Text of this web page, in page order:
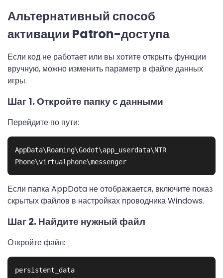
Альтернативный способ
активации Patron-доступа
Если код не работает или вы хотите открыть функции
вручную, можно изменить параметр в файле данных
игры.
Шаг 1. Откройте папку с данными
Перейдите по пути:
AppData\Roaming\Godot\app_userdata\NTR
Если папка AppData не отображается, включите показ
скрытых файлов в настройках проводника Windows.
Шаг 2. Найдите нужный файл
Откройте файл: